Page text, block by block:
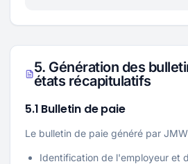
5. Génération des
états récapitulatifs
5.1 Bulletin de paie
Le bulletin de paie généré par
Identification de l'employeur et